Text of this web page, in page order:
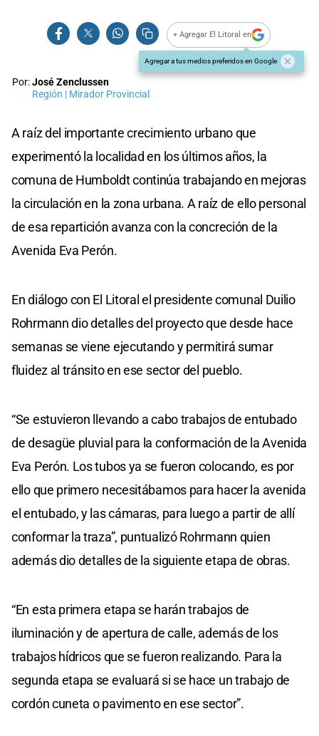
+ Agregar El Litoral en
Agregar a tus medios preferidos en Google
Por:José Zenclussen
Región | Mirador Provincial
A raíz del importante crecimiento urbano que
experimentó la localidad en los últimos años, la
comuna de Humboldt continúa trabajando en mejoras
la circulación en la zona urbana. A raíz de ello personal
de esa repartición avanza con la concreción de la
Avenida Eva Perón.
En diálogo con El Litoral el presidente comunal Duilio
Rohrmann dio detalles del proyecto que desde hace
semanas se viene ejecutando y permitirá sumar
fluidez al tránsito en ese sector del pueblo.
“Se estuvieron llevando a cabo trabajos de entubado
de desagüe pluvial para la conformación de la Avenida
Eva Perón. Los tubos ya se fueron colocando, es por
ello que primero necesitábamos para hacer la avenida
el entubado, y las cámaras, para luego a partir de allí
conformar la traza”, puntualizó Rohrmann quien
además dio detalles de la siguiente etapa de obras.
“En esta primera etapa se harán trabajos de
iluminación y de apertura de calle, además de los
trabajos hídricos que se fueron realizando. Para la
segunda etapa se evaluará si se hace un trabajo de
cordón cuneta o pavimento en ese sector”.